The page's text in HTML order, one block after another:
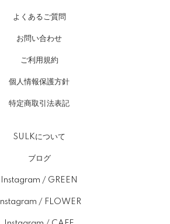
よくあるご質問
お問い合わせ
ご利用規約
個人情報保護方針
特定商取引法表記
SULKについて
ブログ
Instagram / GREEN
Instagram / FLOWER